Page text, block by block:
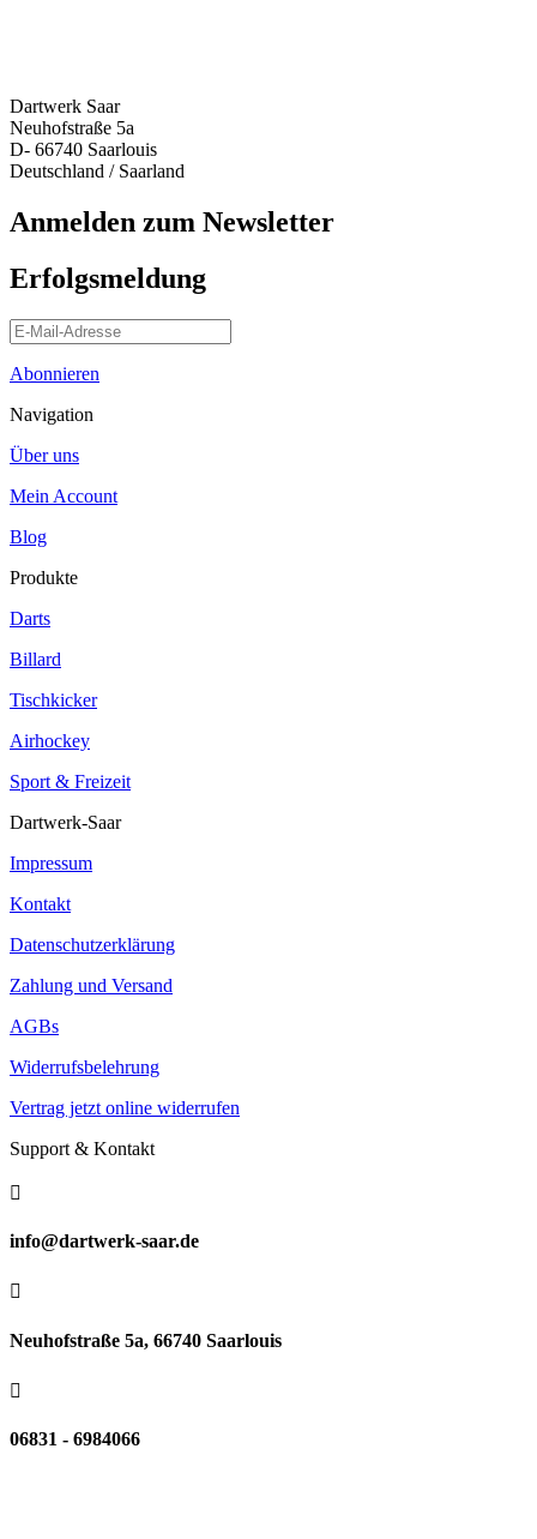
Dartwerk Saar
Neuhofstraße 5a
D- 66740 Saarlouis
Deutschland / Saarland
Anmelden zum Newsletter
Erfolgsmeldung
Abonnieren
Navigation
Über uns
Mein Account
Blog
Produkte
Darts
Billard
Tischkicker
Airhockey
Sport & Freizeit
Dartwerk-Saar
Impressum
Kontakt
Datenschutzerklärung
Zahlung und Versand
AGBs
Widerrufsbelehrung
Vertrag jetzt online widerrufen
Support & Kontakt

info@dartwerk-saar.de

Neuhofstraße 5a, 66740 Saarlouis

06831 - 6984066